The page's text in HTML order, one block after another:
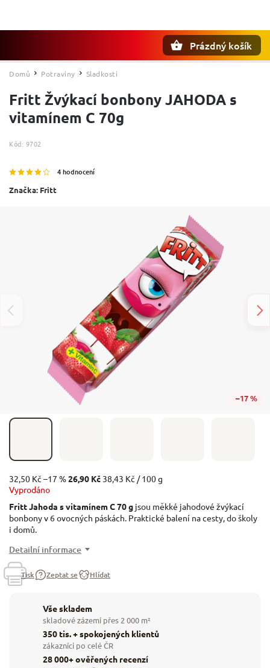
Prázdný košík
Domů / Potraviny / Sladkosti
Fritt Žvýkací bonbony JAHODA s
vitamínem C 70g
Kód: 9702
4 hodnocení
Značka: Fritt
–17 %
32,50 Kč –17 %26,90 Kč 38,43 Kč / 100 g
Vyprodáno
Fritt Jahoda s vitamínem C 70 g jsou měkké jahodové žvýkací
bonbony v 6 ovocných páskách. Praktické balení na cesty, do školy
i domů.
Detailní informace
Tisk Zeptat se Hlídat
Vše skladem
skladové zázemí přes 2 000 m²
350 tis. + spokojených klientů
zákazníci po celé ČR
28 000+ ověřených recenzí